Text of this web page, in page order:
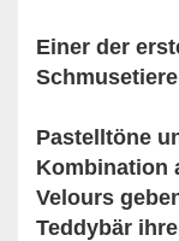
Einer der
Pastelltöne
Kombination
Velours
Teddybär